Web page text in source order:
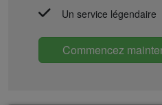
Un service légendaire
Commencez